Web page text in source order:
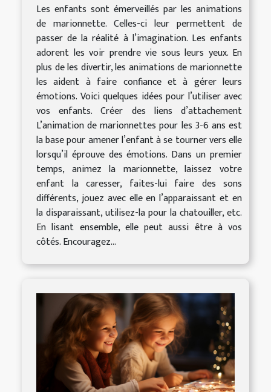
Les enfants sont émerveillés par les animations
de marionnette. Celles-ci leur permettent de
passer de la réalité à l’imagination. Les enfants
adorent les voir prendre vie sous leurs yeux. En
plus de les divertir, les animations de marionnette
les aident à faire confiance et à gérer leurs
émotions. Voici quelques idées pour l’utiliser avec
vos enfants. Créer des liens d’attachement
L’animation de marionnettes pour les 3-6 ans est
la base pour amener l’enfant à se tourner vers elle
lorsqu’il éprouve des émotions. Dans un premier
temps, animez la marionnette, laissez votre
enfant la caresser, faites-lui faire des sons
différents, jouez avec elle en l’apparaissant et en
la disparaissant, utilisez-la pour la chatouiller, etc.
En lisant ensemble, elle peut aussi être à vos
côtés. Encouragez...